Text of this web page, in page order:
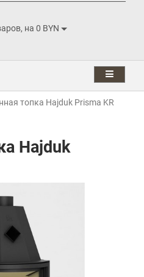
на 0 BYN
топка Hajduk Prisma KR
Hajduk